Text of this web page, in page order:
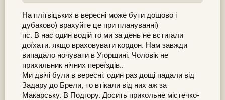
На плітвіцьких в вересні може бути дощово і
дубаково) врахуйте це при плануванні)
пс. В нас один водій то ми за день не встигали
доїхати. якщо враховувати кордон. Нам завжди
випадало ночувати в Угорщині. Чоловік не
прихильник нічних переїздів..
Ми двічі були в вересні. один раз дощі падали від
Задару до Брели, то втікали від них аж за
Макарську. В Подгору. Досить прикольне містечко-